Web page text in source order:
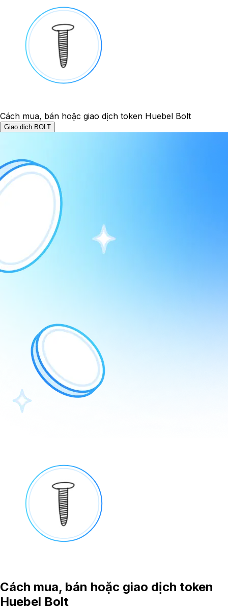
Cách mua, bán hoặc giao dịch token Huebel Bolt
Giao dịch BOLT
Cách mua, bán hoặc giao dịch token
Huebel Bolt